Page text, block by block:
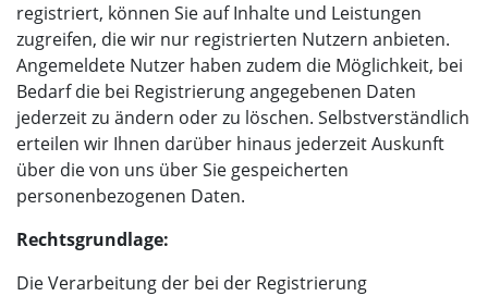
registriert, können Sie auf Inhalte und Leistungen
zugreifen, die wir nur registrierten Nutzern anbieten.
Angemeldete Nutzer haben zudem die Möglichkeit, bei
Bedarf die bei Registrierung angegebenen Daten
jederzeit zu ändern oder zu löschen. Selbstverständlich
erteilen wir Ihnen darüber hinaus jederzeit Auskunft
über die von uns über Sie gespeicherten
personenbezogenen Daten.
Rechtsgrundlage:
Die Verarbeitung der bei der Registrierung